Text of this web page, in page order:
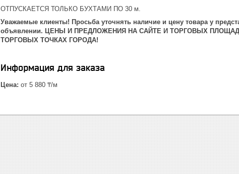
ОТПУСКАЕТСЯ ТОЛЬКО БУХТАМИ ПО 30 м.
Уважаемые клиенты! Просьба уточнять наличие и цену товара у
объявлении. ЦЕНЫ И ПРЕДЛОЖЕНИЯ НА САЙТЕ И ТОРГОВЫХ
ТОРГОВЫХ ТОЧКАХ ГОРОДА!
Информация для заказа
Цена: от 5 880 ₸/м